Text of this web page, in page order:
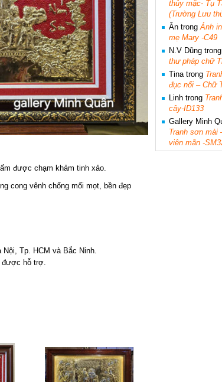
được chạm khảm tinh xảo.
cong vênh chống mối mọt, bền đẹp
Nội, Tp. HCM và Bắc Ninh.
được hỗ trợ.
thủy mặc- Tụ
(Trường Lưu
Ân trongẢnh
mẹ Mary -C49
N.V Dũng trong
thư pháp chữ
Tinatrong
đục nổi – Chữ
Linh trong
cây-ID133
Gallery Minh
Tranh sơn mài
viên mãn -